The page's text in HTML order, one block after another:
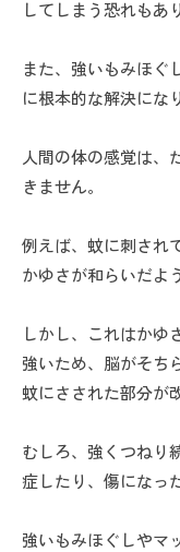
してしまう恐れもあ
また、強いもみほぐ
に根本的な解決にな
人間の体の感覚は、
きません。
例えば、蚊に刺され
かゆさが和らいだよ
しかし、これはかゆ
強いため、脳がそち
蚊にさされた部分が
むしろ、強くつねり
症したり、傷になっ
強いもみほぐしやマ